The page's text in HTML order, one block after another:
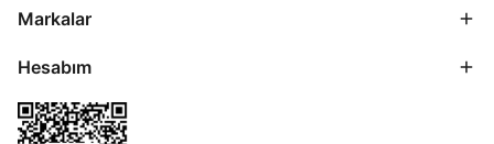
Markalar
Hesabım